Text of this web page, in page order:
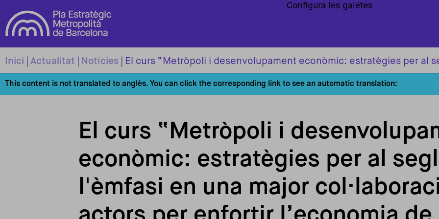
Inici Actualitat Notícies
This content is not translated to anglès. You can click the corresponding link to see an automatic translation:
El curs “Metròpoli i
econòmic: estratègies per al
l'èmfasi en una major
Configura les galetes